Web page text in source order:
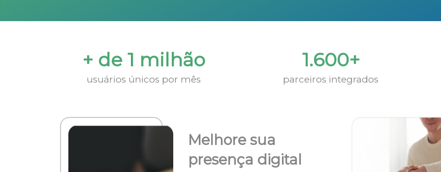
+ de 1 milhão
usuários únicos por mês
1.600+
parceiros integrados
Melhore sua
presença digital